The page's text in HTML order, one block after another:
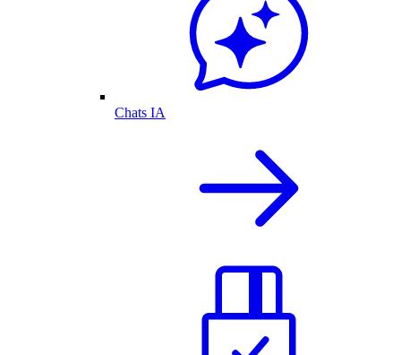
Chats IA